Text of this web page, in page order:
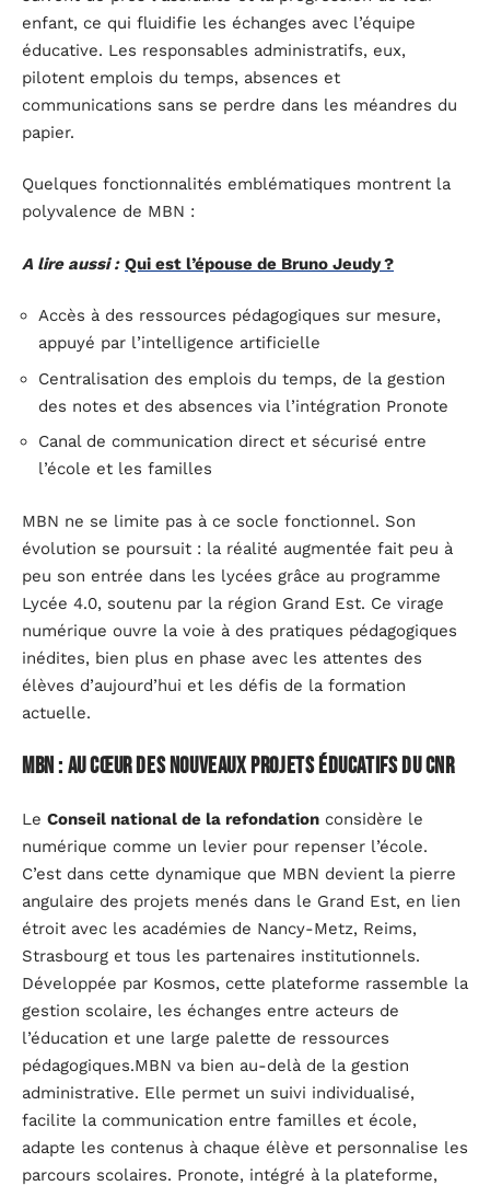
enfant, ce qui fluidifie les échanges avec l’équipe
éducative. Les responsables administratifs, eux,
pilotent emplois du temps, absences et
communications sans se perdre dans les méandres du
papier.
Quelques fonctionnalités emblématiques montrent la
polyvalence de MBN :
A lire aussi : Qui est l’épouse de Bruno Jeudy ?
Accès à des ressources pédagogiques sur mesure,
appuyé par l’intelligence artificielle
Centralisation des emplois du temps, de la gestion
des notes et des absences via l’intégration Pronote
Canal de communication direct et sécurisé entre
l’école et les familles
MBN ne se limite pas à ce socle fonctionnel. Son
évolution se poursuit : la réalité augmentée fait peu à
peu son entrée dans les lycées grâce au programme
Lycée 4.0, soutenu par la région Grand Est. Ce virage
numérique ouvre la voie à des pratiques pédagogiques
inédites, bien plus en phase avec les attentes des
élèves d’aujourd’hui et les défis de la formation
actuelle.
MBN : au cœur des nouveaux projets éducatifs du CNR
Le Conseil national de la refondation considère le
numérique comme un levier pour repenser l’école.
C’est dans cette dynamique que MBN devient la pierre
angulaire des projets menés dans le Grand Est, en lien
étroit avec les académies de Nancy-Metz, Reims,
Strasbourg et tous les partenaires institutionnels.
Développée par Kosmos, cette plateforme rassemble la
gestion scolaire, les échanges entre acteurs de
l’éducation et une large palette de ressources
pédagogiques.MBN va bien au-delà de la gestion
administrative. Elle permet un suivi individualisé,
facilite la communication entre familles et école,
adapte les contenus à chaque élève et personnalise les
parcours scolaires. Pronote, intégré à la plateforme,